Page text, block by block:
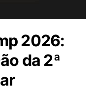
2026:
da 2ª